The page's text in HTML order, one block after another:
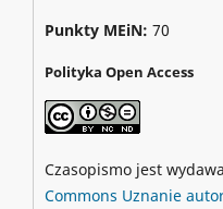
Punkty MEiN: 70
Polityka Open Access
Czasopismo jest
Commons Uznanie